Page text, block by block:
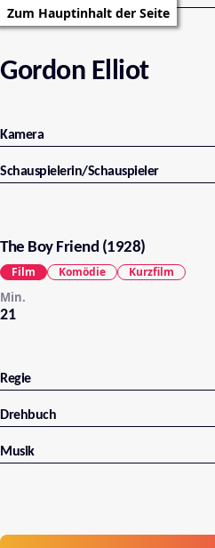
Zum Hauptinhalt der Seite
Gordon Elliot
Kamera
Schauspielerin/Schauspieler
The Boy Friend (1928)
21
Min.
Film Komödie Kurzfilm
Regie
Drehbuch
Musik